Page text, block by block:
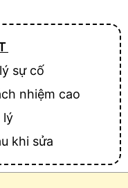
sự cố
nhiệm cao
lý
khi sửa